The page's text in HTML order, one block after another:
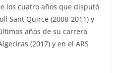
los cuatro años que disputó
Sant Quirce (2008-2011) y
años de su carrera
(2017) y en el ARS